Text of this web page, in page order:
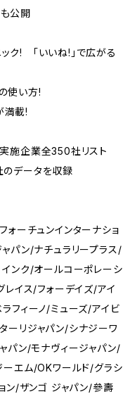
公開
ク! 「いいね!」で広がる
使い方!
満載!
施企業全350社リスト
データを収録
ォーチュンインターナショ
パン/ナチュラリープラス/
インク/オールコーポレーシ
レイス/フォーデイズ/アイ
フィーノ/ミューズ/アイビ
ーリジャパン/シナジーワ
ャパン/モナヴィージャパン/
ーエム/OKワールド/グラシ
ン/ザンゴ ジャパン/參壽